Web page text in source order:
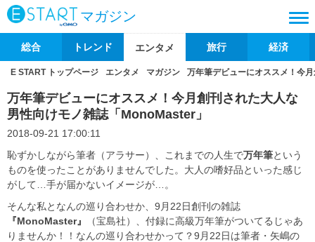
マガジン
総合 トレンド エンタメ 旅行 経済
E START トップページ エンタメ マガジン 万年筆デビューにオススメ！今
万年筆デビューにオススメ！今月創刊された大人な
男性向けモノ雑誌「MonoMaster」
2018-09-21 17:00:11
恥ずかしながら筆者（アラサー）、これまでの人生で万年筆という
ものを使ったことがありませんでした。大人の嗜好品といった感じ
がして…手が届かないイメージが…。
そんな私となんの巡り合わせか、9月22日創刊の雑誌
『MonoMaster』
（宝島社）、付録に高級万年筆がついてるじゃあ
りませんか！！なんの巡り合わせかって？9月22日は筆者・矢嶋の